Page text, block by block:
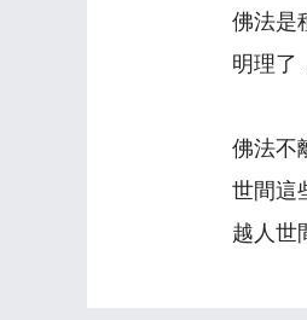
佛法是
明理了
佛法不
世間這
越人世